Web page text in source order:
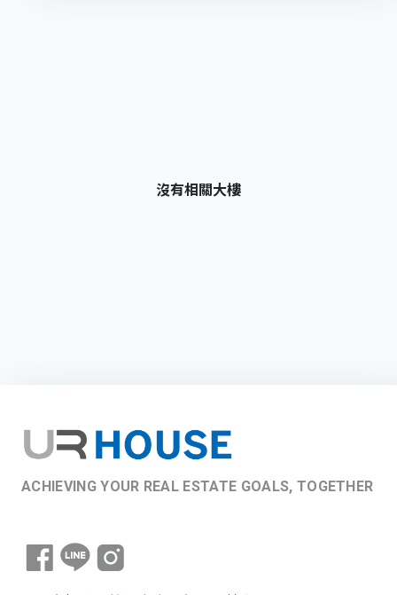
沒有相關大樓
ACHIEVING YOUR REAL ESTATE GOALS, TOGETHER